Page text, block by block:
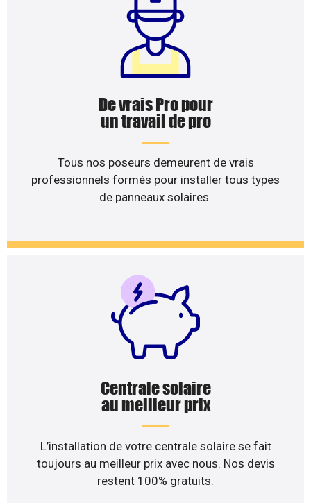
De vrais Pro pour
un travail de pro
Tous nos poseurs demeurent de vrais
professionnels formés pour installer tous types
de panneaux solaires.
Centrale solaire
au meilleur prix
L’installation de votre centrale solaire se fait
toujours au meilleur prix avec nous. Nos devis
restent 100% gratuits.